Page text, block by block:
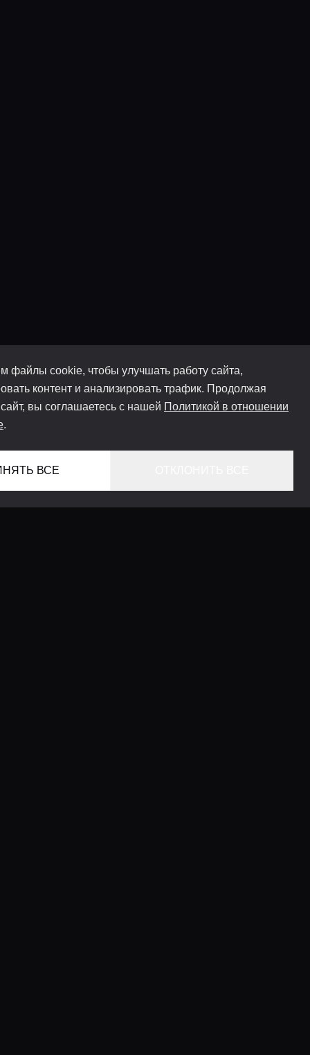
файлы cookie, чтобы улучшать работу сайта,
контент и анализировать трафик. Продолжая
вы соглашаетесь с нашей Политикой в отношении
.
ВСЕ